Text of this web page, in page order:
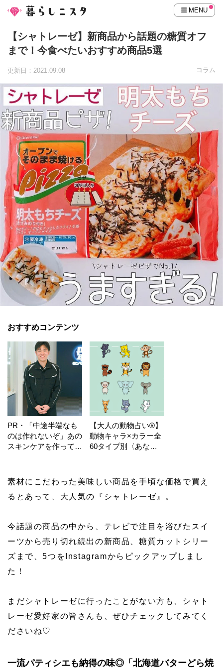
MENU
【シャトレーゼ】新商品から話題の糖質オフ
まで！今食べたいおすすめ商品5選
更新日：2021.09.08 コラム
おすすめコンテンツ
PR・「中途半端なも
のは作れないぞ」あの
スキンケアを作ってい
【大人の動物占い®】
動物キャラ×カラー全
60タイプ別〈あなた
素材にこだわった美味しい商品を手頃な価格で買え
るとあって、大人気の『シャトレーゼ』。
今話題の商品の中から、テレビで注目を浴びたスイ
ーツから売り切れ続出の新商品、糖質カットシリー
ズまで、5つをInstagramからピックアップしまし
た！
まだシャトレーゼに行ったことがない方も、シャト
レーゼ愛好家の皆さんも、ぜひチェックしてみてく
ださいね♡
一流パティシエも納得の味◎「北海道バターどら焼